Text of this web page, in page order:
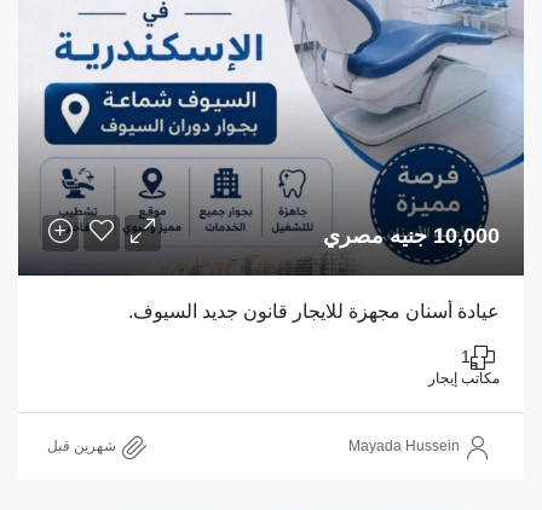
10,000 جنيه مصري
عيادة أسنان مجهزة للايجار قانون جديد السيوف.
1
مكاتب إيجار
Mayada Hussein ‏شهرين قبل